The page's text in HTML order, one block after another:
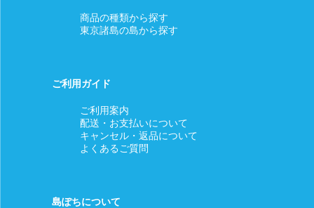
【対応条件】商品の使用有無にかかわらず、対応期間内にマイ
ページの「注文」より「ショップ管理者に連絡」もしくはメッ
【返金額】商品代金全額
【返品送料】当店負担
□商品等の不具合による交換
商品の種類から探す
東京諸島の島から探す
ご利用ガイド
ご利用案内
配送・お支払いについて
キャンセル・返品について
よくあるご質問
島ぽちについて